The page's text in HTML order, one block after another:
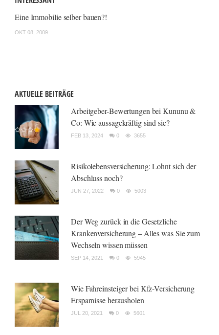
Eine Immobilie selber bauen?!
OKT 08, 2009
AKTUELLE BEITRÄGE
Arbeitgeber-Bewertungen bei Kununu &
Co: Wie aussagekräftig sind sie?
FEB 13, 2024 0 3655
Risikolebensversicherung: Lohnt sich der
Abschluss noch?
JUN 27, 2022 0 5003
Der Weg zurück in die Gesetzliche
Krankenversicherung – Alles was Sie zum
Wechseln wissen müssen
SEP 14, 2021 0 5945
Wie Fahreinsteiger bei Kfz-Versicherung
Ersparnisse herausholen
JUL 20, 2021 0 5601